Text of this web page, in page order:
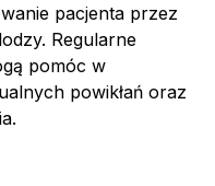
pacjenta przez
Regularne
pomóc w
powikłań oraz